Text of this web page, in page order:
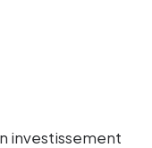
investissement